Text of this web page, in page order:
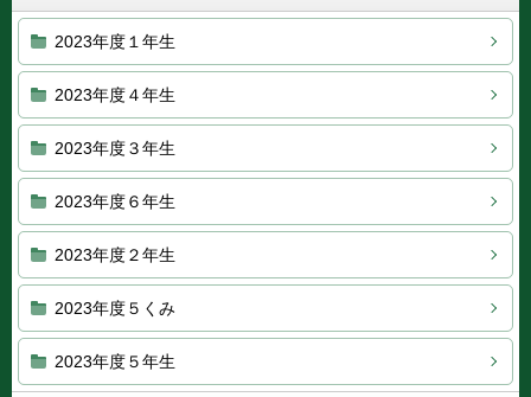
2023年度１年生
2023年度４年生
2023年度３年生
2023年度６年生
2023年度２年生
2023年度５くみ
2023年度５年生